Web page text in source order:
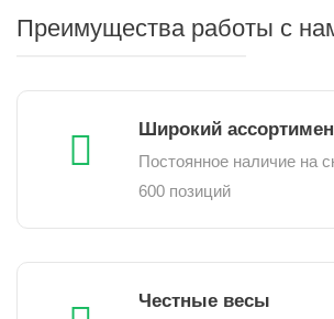
Преимущества работы с
Широкий
Постоянное наличие на
600 позиций
Честные весы